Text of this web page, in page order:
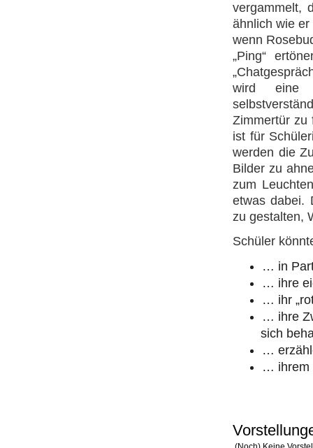
vergammelt,
ähnlich wie
wenn
„Ping“
wird eine
Zimmertür zu
ist für
werden die
Bilder zu
zum
etwas dabei.
zu gestalten,
Schüler
… in
… ihre
… ihr
… ihre
sich
…
… ihrem